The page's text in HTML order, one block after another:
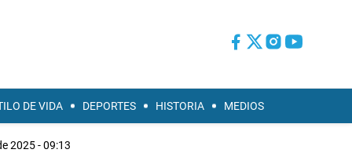
DE VIDA DEPORTES HISTORIA MEDIOS
2025 - 09:13